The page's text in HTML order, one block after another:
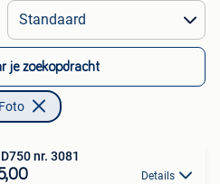
je zoekopdracht
nr. 3081
Details